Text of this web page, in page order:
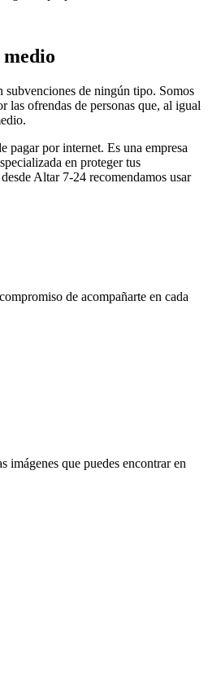
medio
subvenciones de ningún tipo. Somos
las ofrendas de personas que, al igual
pagar por internet. Es una empresa
en proteger tus
Altar 7-24 recomendamos usar
de acompañarte en cada
imágenes que puedes encontrar en